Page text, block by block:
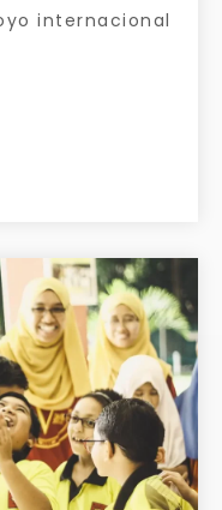
internacional